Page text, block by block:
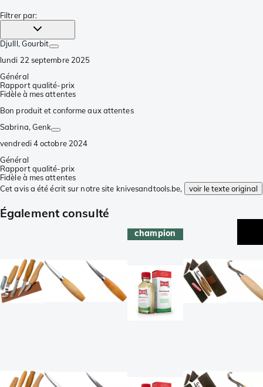
Filtrer par:
Djulll, Gourbit
lundi 22 septembre 2025
Général
Rapport qualité-prix
Fidèle à mes attentes
Bon produit et conforme aux attentes
Sabrina, Genk
vendredi 4 octobre 2024
Général
Rapport qualité-prix
Fidèle à mes attentes
Cet avis a été écrit sur notre site knivesandtools.be,
voir le texte original
Également consulté
champion